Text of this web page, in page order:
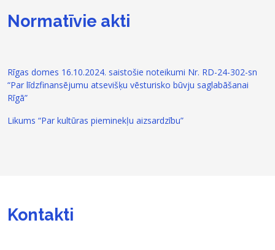
Normatīvie akti
Rīgas domes 16.10.2024. saistošie noteikumi Nr. RD-24-302-sn
“Par līdzfinansējumu atsevišķu vēsturisko būvju saglabāšanai
Rīgā”
Likums “Par kultūras pieminekļu aizsardzību”
Kontakti